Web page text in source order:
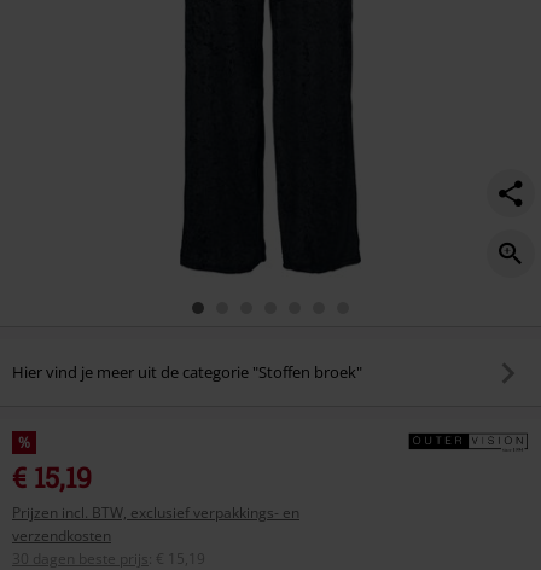
Hier vind je meer uit de categorie "Stoffen broek"
%
€ 15,19
Prijzen incl. BTW, exclusief verpakkings- en
verzendkosten
30 dagen beste prijs
€ 15,19